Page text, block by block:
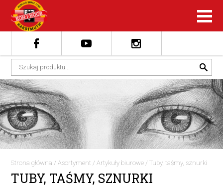
Strona główna /Asortyment /Artykuły biurowe /Tuby, taśmy, sznurki
TUBY, TAŚMY, SZNURKI